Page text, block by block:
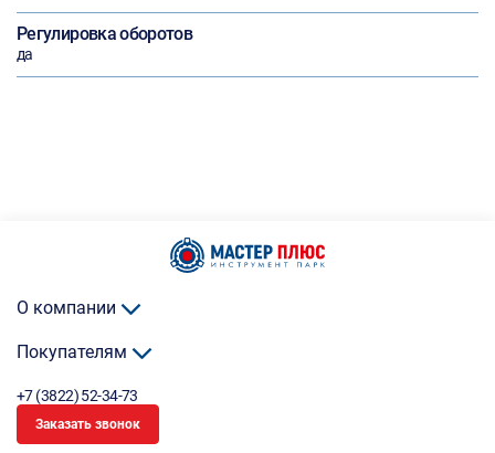
Регулировка оборотов
да
О компании
Покупателям
+7 (3822) 52-34-73
Заказать звонок